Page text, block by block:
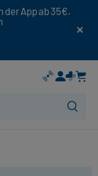
der App ab 35€.